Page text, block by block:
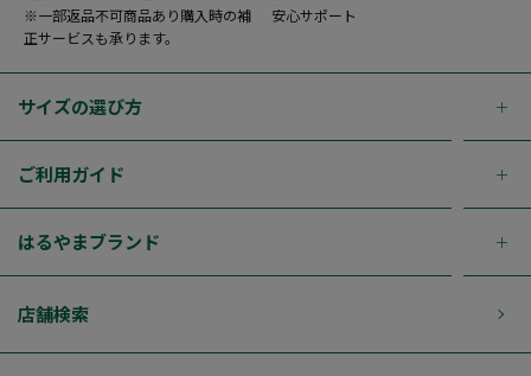
※一部返品不可商品あり購入時の補
正サービスも承ります。
安心サポート
サイズの選び方
ご利用ガイド
はるやまブランド
店舗検索